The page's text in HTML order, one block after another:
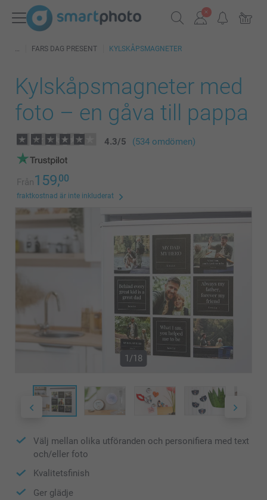
FARS DAG PRESENT KYLSKÅPSMAGNETER
Kylskåpsmagneter med
foto – en gåva till pappa
4.3/5 (534 omdömen)
Från159,00
fraktkostnad är inte inkluderat
1/18
Välj mellan olika utföranden och personifiera med text
och/eller foto
Kvalitetsfinish
Ger glädje